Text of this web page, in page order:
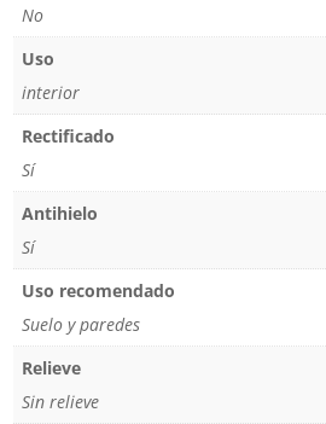
No
Uso
interior
Rectificado
Sí
Antihielo
Sí
Uso recomendado
Suelo y paredes
Relieve
Sin relieve